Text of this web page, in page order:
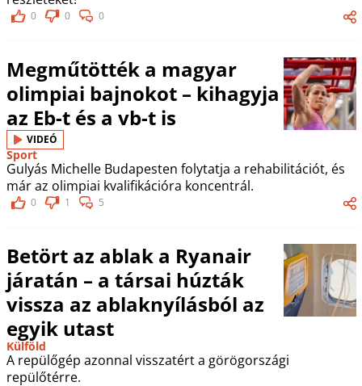
0 0 0
Megműtötték a magyar
olimpiai bajnokot – kihagyja
az Eb-t és a vb-t is
VIDEÓ
Sport
Gulyás Michelle Budapesten folytatja a rehabilitációt, és
már az olimpiai kvalifikációra koncentrál.
0 1 5
Betört az ablak a Ryanair
járatán – a társai húzták
vissza az ablaknyílásból az
egyik utast
Külföld
A repülőgép azonnal visszatért a görögországi
repülőtérre.